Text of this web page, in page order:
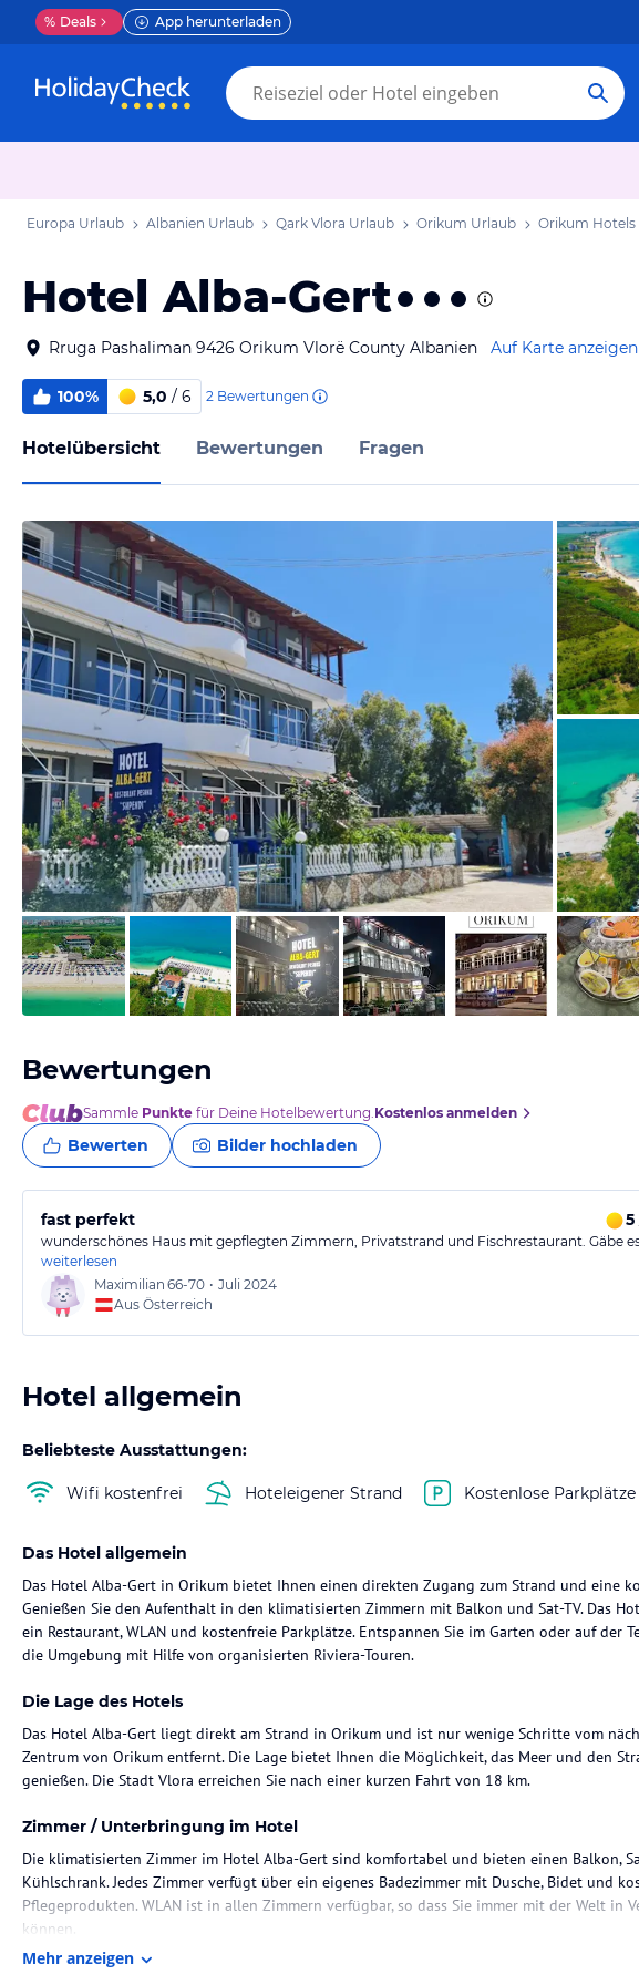
% Deals App herunterladen
Europa Urlaub Albanien Urlaub Qark Vlora Urlaub Orikum Urlaub Orikum Hotels
Hotel Alba-Gert
Rruga Pashaliman 9426 Orikum Vlorë County Albanien Auf Karte anzeigen
100% 5,0 / 6 2 Bewertungen
Hotelübersicht Bewertungen Fragen
von Booking.com
von
von
Bewertungen
Sammle Punkte für Deine Hotelbewertung.Kostenlos anmelden
Bewerten Bilder hochladen
fast perfekt 5
wunderschönes Haus mit gepflegten Zimmern, Privatstrand und Fischrestaurant. Gäbe
weiterlesen
Maximilian 66-70 • Juli 2024
Aus Österreich
Hotel allgemein
Beliebteste Ausstattungen:
Wifi kostenfrei Hoteleigener Strand Kostenlose Parkplätze
Das Hotel allgemein
Das Hotel Alba-Gert in Orikum bietet Ihnen einen direkten Zugang zum Strand und eine
Genießen Sie den Aufenthalt in den klimatisierten Zimmern mit Balkon und Sat-TV. Das
ein Restaurant, WLAN und kostenfreie Parkplätze. Entspannen Sie im Garten oder auf der
die Umgebung mit Hilfe von organisierten Riviera-Touren.
Die Lage des Hotels
Das Hotel Alba-Gert liegt direkt am Strand in Orikum und ist nur wenige Schritte vom
Zentrum von Orikum entfernt. Die Lage bietet Ihnen die Möglichkeit, das Meer und den
genießen. Die Stadt Vlora erreichen Sie nach einer kurzen Fahrt von 18 km.
Zimmer / Unterbringung im Hotel
Die klimatisierten Zimmer im Hotel Alba-Gert sind komfortabel und bieten einen Balkon,
Kühlschrank. Jedes Zimmer verfügt über ein eigenes Badezimmer mit Dusche, Bidet und
Pflegeprodukten. WLAN ist in allen Zimmern verfügbar, so dass Sie immer mit der Welt in
können.
Mehr anzeigen